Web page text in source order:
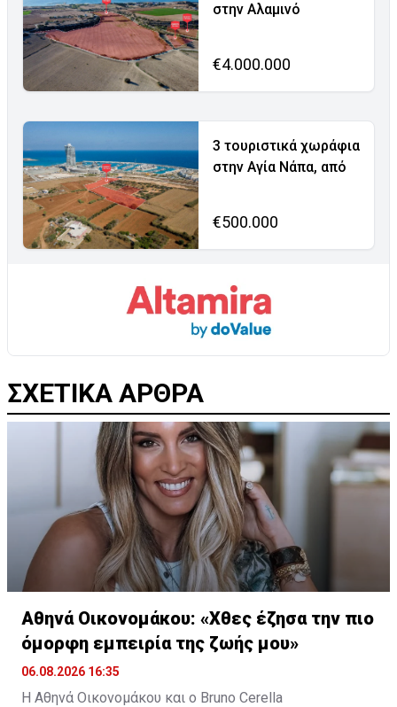
στην Αλαμινό
€4.000.000
3 τουριστικά χωράφια
στην Αγία Νάπα, από
€500.000
ΣΧΕΤΙΚΑ ΑΡΘΡΑ
Αθηνά Οικονομάκου: «Χθες έζησα την πιο
όμορφη εμπειρία της ζωής μου»
06.08.2026 16:35
Η Αθηνά Οικονομάκου και ο Bruno Cerella